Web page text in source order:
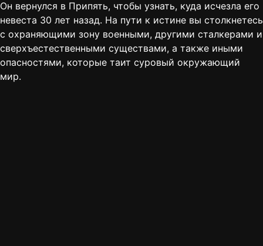
Он вернулся в Припять, чтобы узнать, куда исчезла его
невеста 30 лет назад. На пути к истине вы столкнетесь
с охраняющими зону военными, другими сталкерами и
сверхъестественными существами, а также иными
опасностями, которые таит суровый окружающий
мир.